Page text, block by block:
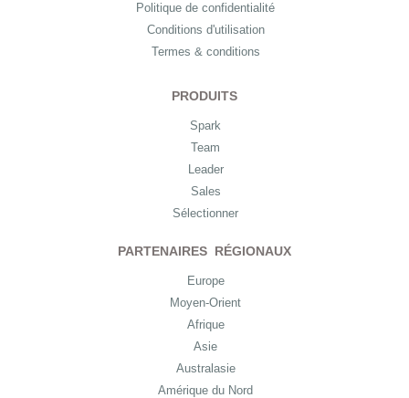
Politique de confidentialité
Conditions d'utilisation
Termes & conditions
PRODUITS
Spark
Team
Leader
Sales
Sélectionner
PARTENAIRES RÉGIONAUX
Europe
Moyen-Orient
Afrique
Asie
Australasie
Amérique du Nord